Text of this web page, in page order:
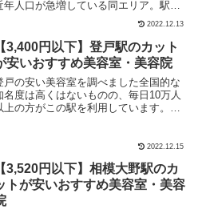
年人口が急増している同エリア。駅周
辺はどんどん近代化している一方で、近
くに肥田牧場があったりするのも特徴の
ひとつ。そんな東戸塚駅周辺の格安美容
をピックアップしました...
2022.12.13
【3,400円以下】登戸駅のカット
安いおすすめ美容室・美容院
戸の安い美容室を調べました全国的な
名度は高くはないものの、毎日10万人
上の方がこの駅を利用しています。そ
ットのみにわけて紹介します。【カット
＋シャンプー】登戸...
2022.12.15
【3,520円以下】相模大野駅のカ
トが安いおすすめ美容室・美容